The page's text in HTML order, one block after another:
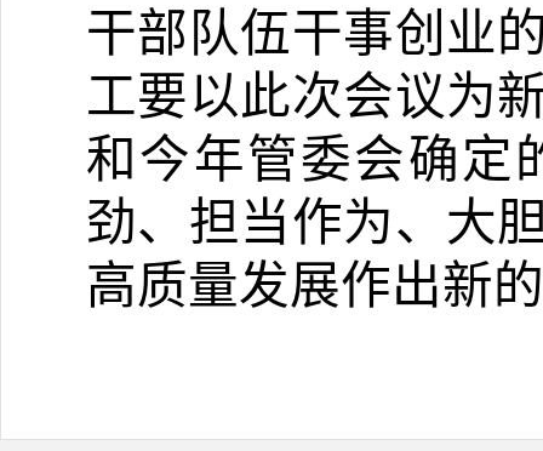
干部队伍干事创业
工要以此次会议为
和今年管委会确定
劲、担当作为、大
高质量发展作出新